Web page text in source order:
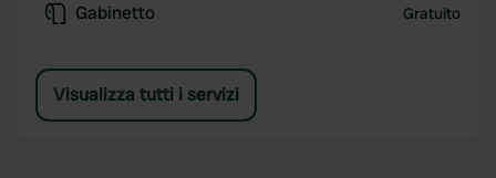
Gabinetto Gratuito
Visualizza tutti i servizi